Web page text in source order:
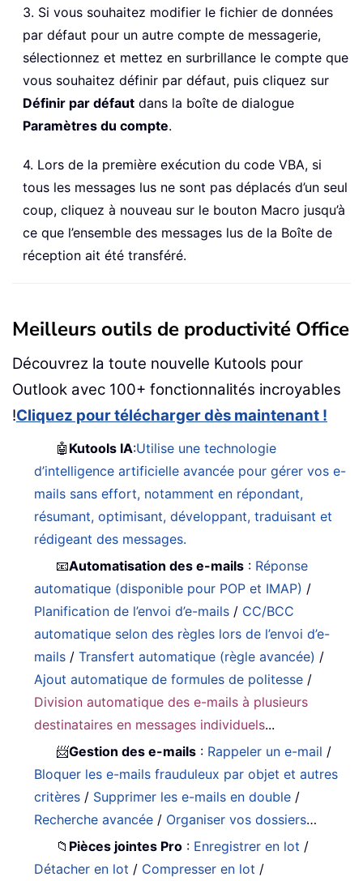
3. Si vous souhaitez modifier le fichier de données
par défaut pour un autre compte de messagerie,
sélectionnez et mettez en surbrillance le compte que
vous souhaitez définir par défaut, puis cliquez sur
Définir par défaut dans la boîte de dialogue
Paramètres du compte.
4. Lors de la première exécution du code VBA, si
tous les messages lus ne sont pas déplacés d’un seul
coup, cliquez à nouveau sur le bouton Macro jusqu’à
ce que l’ensemble des messages lus de la Boîte de
réception ait été transféré.
Meilleurs outils de productivité Office
Découvrez la toute nouvelle Kutools pour
Outlook avec 100+ fonctionnalités incroyables
!Cliquez pour télécharger dès maintenant !
🤖 Kutools IA:Utilise une technologie
d’intelligence artificielle avancée pour gérer vos e-
mails sans effort, notamment en répondant,
résumant, optimisant, développant, traduisant et
rédigeant des messages.
📧Automatisation des e-mails : Réponse
automatique (disponible pour POP et IMAP) /
Planification de l’envoi d’e-mails / CC/BCC
automatique selon des règles lors de l’envoi d’e-
mails /Transfert automatique (règle avancée) /
Ajout automatique de formules de politesse /
Division automatique des e-mails à plusieurs
destinataires en messages individuels...
📨Gestion des e-mails : Rappeler un e-mail /
Bloquer les e-mails frauduleux par objet et autres
critères / Supprimer les e-mails en double /
Recherche avancée / Organiser vos dossiers…
📁 Pièces jointes Pro : Enregistrer en lot /
Détacher en lot / Compresser en lot /